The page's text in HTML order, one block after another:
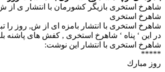
شاهرخ استخری بازیگر کشورمان با انتشار ی از
شاهرخ استخری
شاهرخ استخری با انتشار بامزه ای از ش, روز را
در این ‘ پناه ‘ شاهرخ استخری , کفش های پاشنه
شاهرخ استخری با انتشار این نوشت:
*****
روز مبارك